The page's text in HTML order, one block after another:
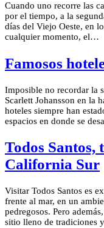
Cuando uno recorre las
por el tiempo, a la
días del Viejo Oeste, en
cualquier momento, el…
Famosos
Imposible no recordar la
Scarlett Johansson en la
hoteles siempre han
espacios en donde se
Todos
California Sur
Visitar Todos Santos es
frente al mar, en un
pedregosos. Pero
sitio lleno de tradiciones